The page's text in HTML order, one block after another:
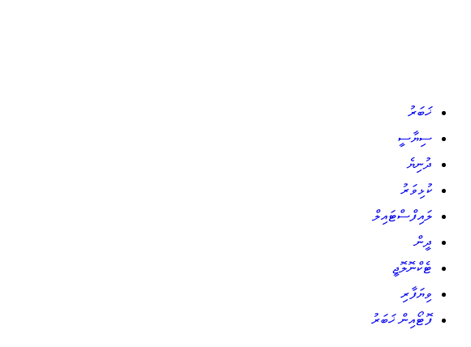
ޚަބަރު
ސިޔާސީ
ދުނިޔެ
ކުޅިވަރު
ލައިފްސްޓައިލް
ދީން
ޓެކްނޮލޮޖީ
ވިޔަފާރި
ފޮޓޯއިން ޚަބަރު